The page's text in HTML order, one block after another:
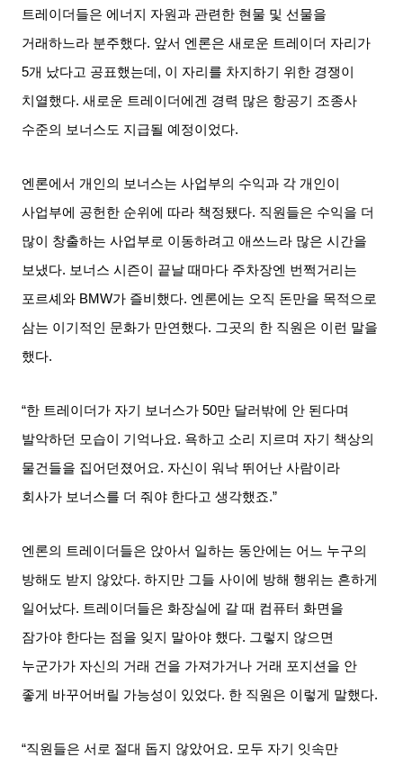
트레이더들은 에너지 자원과 관련한 현물 및 선물을
거래하느라 분주했다. 앞서 엔론은 새로운 트레이더 자리가
5개 났다고 공표했는데 , 이 자리를 차지하기 위한 경쟁이
치열했다.새로운 트레이더에겐 경력 많은 항공기 조종사
수준의 보너스도 지급될 예정이었다.
엔론에서 개인의 보너스는 사업부의 수익과 각 개인이
사업부에 공헌한 순위에 따라 책정됐다. 직원들은 수익을 더
많이 창출하는 사업부로 이동하려고 애쓰느라 많은 시간을
보냈다. 보너스 시즌이 끝날 때마다 주차장엔 번쩍거리는
포르셰와 BMW가 즐비했다. 엔론에는 오직 돈만을 목적으로
삼는 이기적인 문화가 만연했다. 그곳의 한 직원은 이런 말을
했다.
“한 트레이더가 자기 보너스가 50만 달러밖에 안 된다며
발악하던 모습이 기억나요. 욕하고 소리 지르며 자기 책상의
물건들을 집어던졌어요. 자신이 워낙 뛰어난 사람이라
회사가 보너스를 더 줘야 한다고 생각했죠.”
엔론의 트레이더들은 앉아서 일하는 동안에는 어느 누구의
방해도 받지 않았다.하지만 그들 사이에 방해 행위는 흔하게
일어났다. 트레이더들은 화장실에 갈 때 컴퓨터 화면을
잠가야 한다는 점을 잊지 말아야 했다. 그렇지 않으면
누군가가 자신의 거래 건을 가져가거나 거래 포지션을 안
좋게 바꾸어버릴 가능성이 있었다. 한 직원은 이렇게 말했다.
“직원들은 서로 절대 돕지 않았어요. 모두 자기 잇속만